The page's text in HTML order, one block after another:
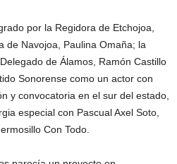
por la Regidora de Etchojoa,
de Navojoa, Paulina Omaña; la
de Álamos, Ramón Castillo
Sonorense como un actor con
y convocatoria en el sur del estado,
especial con Pascual Axel Soto,
Con Todo.